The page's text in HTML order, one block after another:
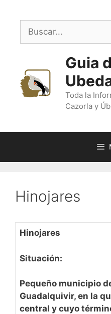
contenido
Buscar:
Guia
Toda la
Cazorla y
Hinojares
Hinojares
Situación:
Pequeño municipio
Guadalquivir, en la
central y cuyo